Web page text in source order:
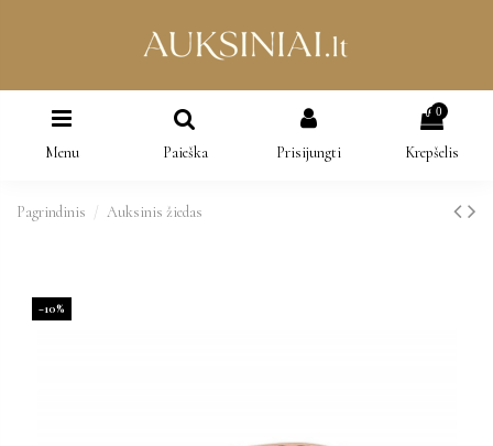
Menu Paieška Prisijungti
0
Krepšelis
Pagrindinis Auksinis žiedas
−10%